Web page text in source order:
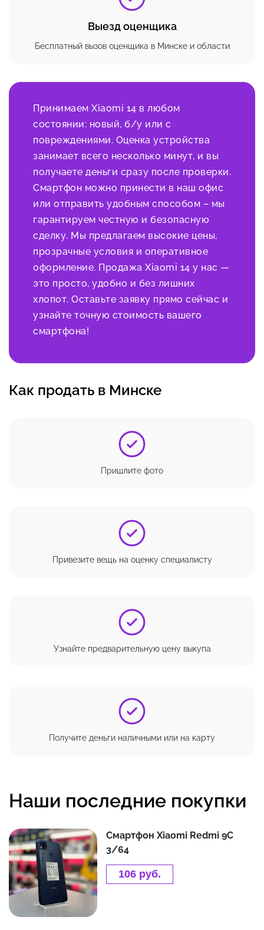
Выезд оценщика
Бесплатный вызов оценщика в Минске и области
Принимаем Xiaomi 14 в любом
состоянии: новый, б/у или с
повреждениями. Оценка устройства
занимает всего несколько минут, и вы
получаете деньги сразу после проверки.
Смартфон можно принести в наш офис
или отправить удобным способом – мы
гарантируем честную и безопасную
сделку. Мы предлагаем высокие цены,
прозрачные условия и оперативное
оформление. Продажа Xiaomi 14 у нас —
это просто, удобно и без лишних
хлопот. Оставьте заявку прямо сейчас и
узнайте точную стоимость вашего
смартфона!
Как продать в Минске
Пришлите фото
Привезите вещь на оценку специалисту
Узнайте предварительную цену выкупа
Получите деньги наличными или на карту
Наши последние покупки
Смартфон Xiaomi Redmi 9C
3/64
106 руб.